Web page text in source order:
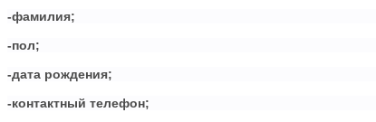
-фамилия;
-пол;
-дата рождения;
-контактный телефон;